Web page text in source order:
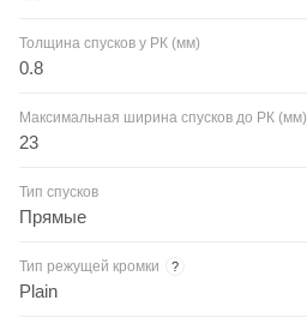
Толщина спусков у РК (мм)
0.8
Максимальная ширина спусков до РК (мм)
23
Тип спусков
Прямые
Тип режущей кромки ?
Plain